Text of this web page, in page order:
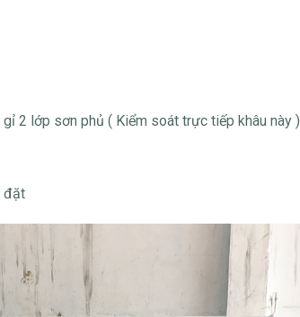
2 lớp sơn phủ ( Kiểm soát trực tiếp khâu này )
đặt